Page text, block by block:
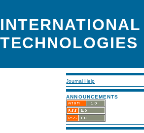
TECHNOLOGIES
Journal Help
ANNOUNCEMENTS